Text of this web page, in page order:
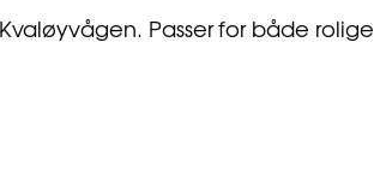
Passer for både rolige